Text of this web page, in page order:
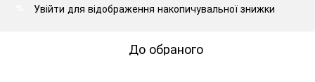
Увійти для відображення накопичувальної знижки
До обраного